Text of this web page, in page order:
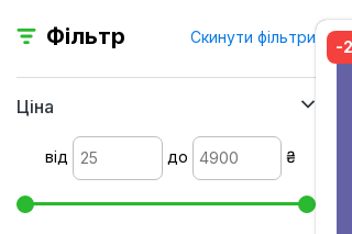
Фільтр Скинути фільтри
Ціна
від до ₴
-